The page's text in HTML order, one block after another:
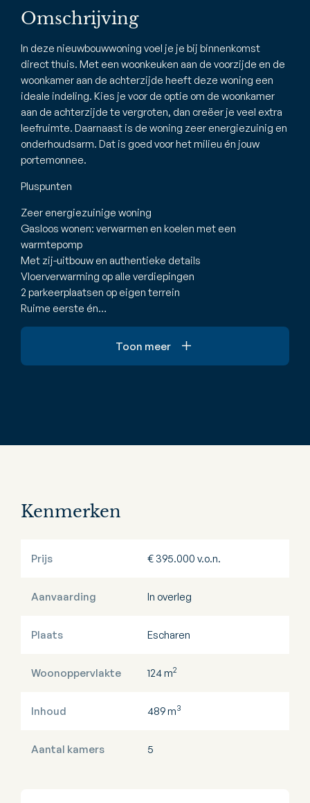
Omschrijving
In deze nieuwbouwwoning voel je je bij binnenkomst
direct thuis. Met een woonkeuken aan de voorzijde en de
woonkamer aan de achterzijde heeft deze woning een
ideale indeling. Kies je voor de optie om de woonkamer
aan de achterzijde te vergroten, dan creëer je veel extra
leefruimte. Daarnaast is de woning zeer energiezuinig en
onderhoudsarm. Dat is goed voor het milieu én jouw
portemonnee.
Pluspunten
Zeer energiezuinige woning
Gasloos wonen: verwarmen en koelen met een
warmtepomp
Met zij-uitbouw en authentieke details
Vloerverwarming op alle verdiepingen
2 parkeerplaatsen op eigen terrein
Ruime eerste én…
Toon meer
Kenmerken
Prijs € 395.000 v.o.n.
Aanvaarding In overleg
Plaats Escharen
Woonoppervlakte 124 m2
Inhoud 489 m3
Aantal kamers 5